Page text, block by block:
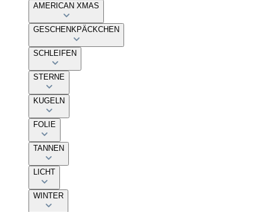
AMERICAN XMAS
GESCHENKPÄCKCHEN
SCHLEIFEN
STERNE
KUGELN
FOLIE
TANNEN
LICHT
WINTER